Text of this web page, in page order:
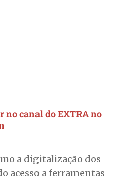
no canal do EXTRA no
a digitalização dos
acesso a ferramentas